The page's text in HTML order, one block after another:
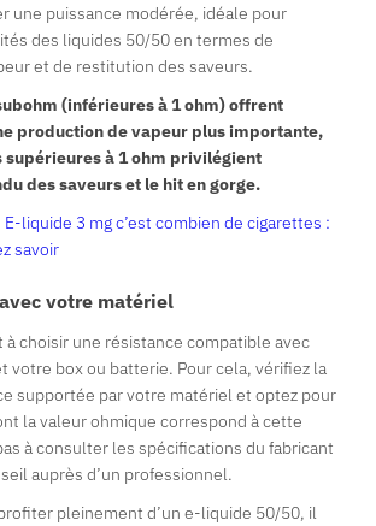
une puissance modérée, idéale pour
des liquides 50/50 en termes de
et de restitution des saveurs.
(inférieures à 1 ohm) offrent
production de vapeur plus importante,
supérieures à 1 ohm privilégient
des saveurs et le hit en gorge.
E-liquide 3 mg c’est combien de cigarettes :
savoir
votre matériel
à choisir une résistance compatible avec
votre box ou batterie. Pour cela, vérifiez la
supportée par votre matériel et optez pour
la valeur ohmique correspond à cette
à consulter les spécifications du fabricant
auprès d’un professionnel.
pleinement d’un e-liquide 50/50, il